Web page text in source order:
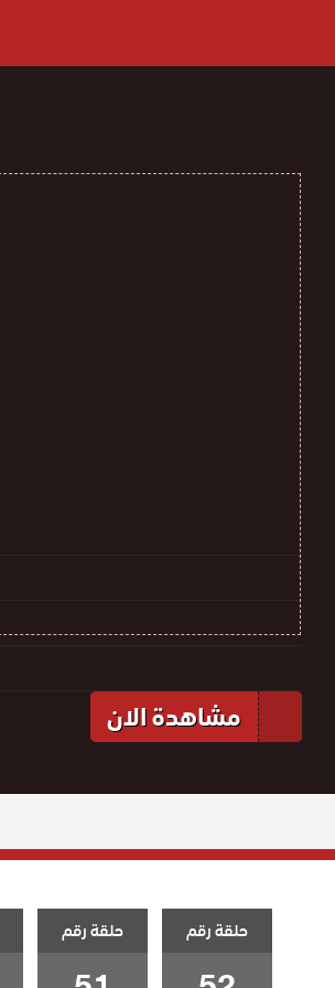
مشاهدة الان
حلقة رقم حلقة رقم